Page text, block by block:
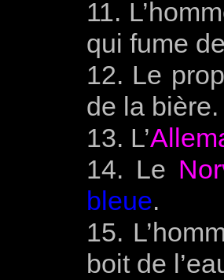
11.
qui fume
12. Le
de la bière.
13. L’
14. Le
bleue.
15.
boit de